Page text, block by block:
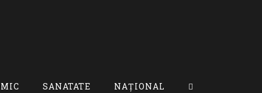
SANATATE NAȚIONAL TOGGLE